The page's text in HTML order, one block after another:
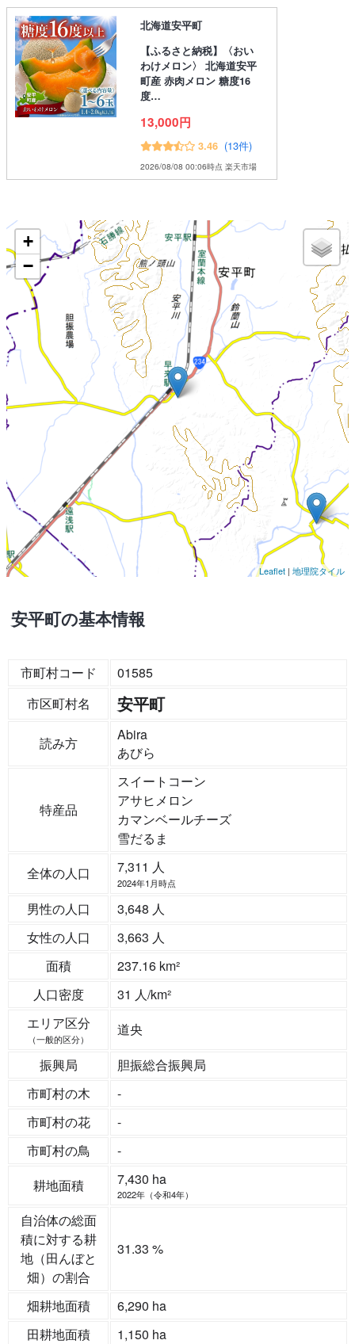
北海道安平町
【ふるさと納税】〈おい
わけメロン〉 北海道安平
町産 赤肉メロン 糖度16
度…
13,000円
3.46 (13件)
2026/08/08 00:06時点 楽天市場
+
−
Leaflet | 地理院タイル
安平町の基本情報
市町村コード
01585
市区町村名
安平町
読み方
Abira
あびら
特産品
スイートコーン
アサヒメロン
カマンベールチーズ
雪だるま
全体の人口
7,311 人
2024年1月時点
男性の人口
3,648 人
女性の人口
3,663 人
面積
237.16 km²
人口密度
31 人/km²
エリア区分
（一般的区分）
道央
振興局
胆振総合振興局
市町村の木
-
市町村の花
-
市町村の鳥
-
耕地面積
7,430 ha
2022年（令和4年）
自治体の総面
積に対する耕
地（田んぼと
畑）の割合
31.33 %
畑耕地面積
6,290 ha
田耕地面積
1,150 ha